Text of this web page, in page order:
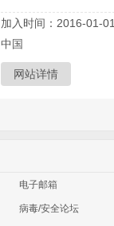
加入时间：2016-01-01
中国
网站详情
电子邮箱
病毒/安全论坛